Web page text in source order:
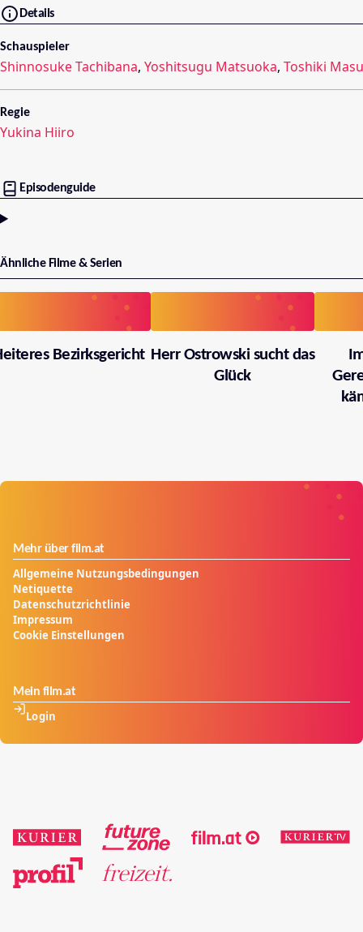
Details
Schauspieler
Shinnosuke Tachibana, Yoshitsugu Matsuoka, Toshiki
Regie
Yukina Hiiro
Episodenguide
Ähnliche Filme & Serien
Bezirksgericht Herr Ostrowski sucht das
Glück
Mehr über film.at
Allgemeine Nutzungsbedingungen
Netiquette
Datenschutzrichtlinie
Impressum
Cookie Einstellungen
Mein film.at
Login